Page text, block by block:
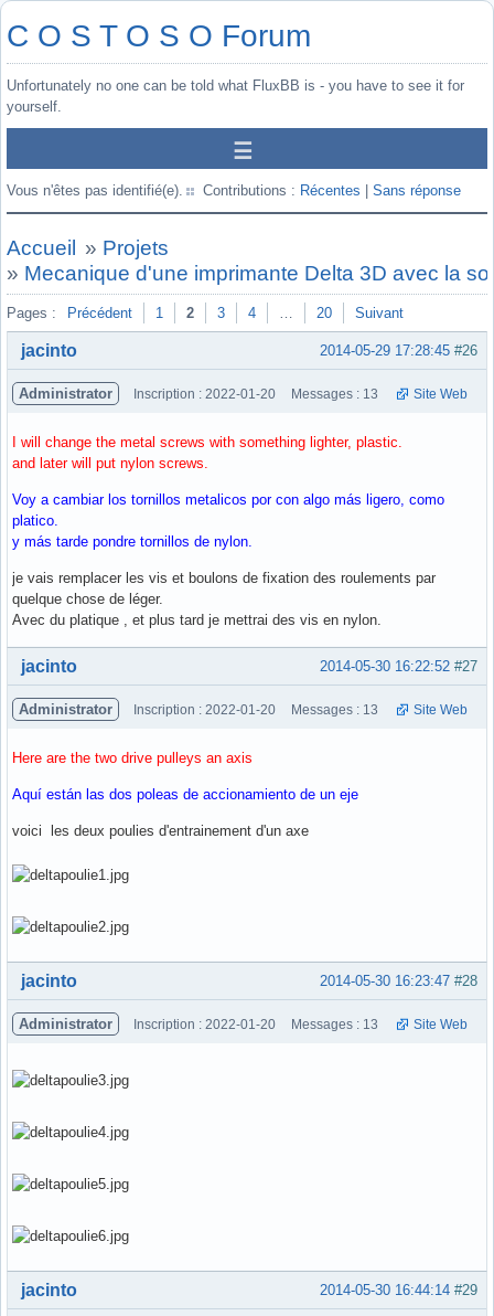
C O S T O S O Forum
Unfortunately no one can be told what FluxBB is - you have to see it for
yourself.
Vous n'êtes pas identifié(e). Contributions : Récentes Sans réponse
Accueil » Projets
» Mecanique d'une imprimante Delta 3D avec la
Pages : Précédent 1 2 3 4 … 20 Suivant
#26
2014-05-29 17:28:45
jacinto
Administrator Inscription : 2022-01-20 Messages : 13 Site Web
I will change the metal screws with something lighter, plastic.
and later will put nylon screws.
Voy a cambiar los tornillos metalicos por con algo más ligero, como
platico.
y más tarde pondre tornillos de nylon.
je vais remplacer les vis et boulons de fixation des roulements par
quelque chose de léger.
Avec du platique , et plus tard je mettrai des vis en nylon.
Hors ligne #27
2014-05-30 16:22:52
jacinto
Administrator Inscription : 2022-01-20 Messages : 13 Site Web
Here are the two drive pulleys an axis
Aquí están las dos poleas de accionamiento de un eje
voici les deux poulies d'entrainement d'un axe
Hors ligne #28
2014-05-30 16:23:47
jacinto
Administrator Inscription : 2022-01-20 Messages : 13 Site Web
Hors ligne #29
2014-05-30 16:44:14
jacinto